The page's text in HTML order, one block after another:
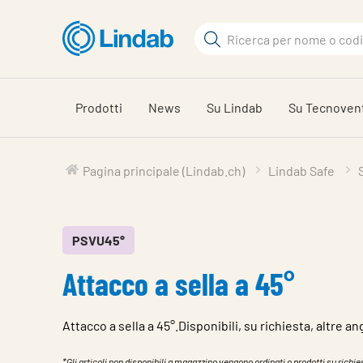
visionare
carrello
Cerca
Prodotti News Su Lindab Su
Pagina principale (Lindab.ch) Lindab Safe
PSVU45°
Attacco a sella a 45°
Attacco a sella a 45°.Disponibili, su richiesta, altre